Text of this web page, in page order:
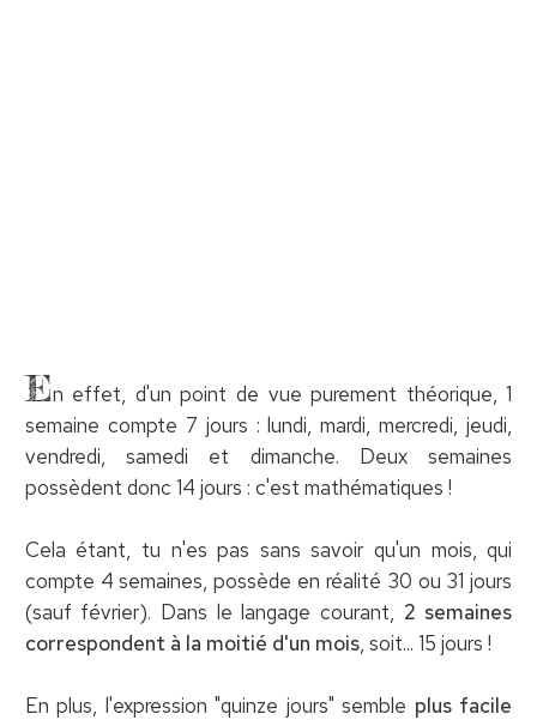
En effet, d'un point de vue purement théorique, 1
semaine compte 7 jours : lundi, mardi, mercredi, jeudi,
vendredi, samedi et dimanche. Deux semaines
possèdent donc 14 jours : c'est mathématiques !
Cela étant, tu n'es pas sans savoir qu'un mois, qui
compte 4 semaines, possède en réalité 30 ou 31 jours
(sauf février). Dans le langage courant, 2 semaines
correspondent à la moitié d'un mois, soit... 15 jours !
En plus, l'expression "quinze jours" semble plus facile